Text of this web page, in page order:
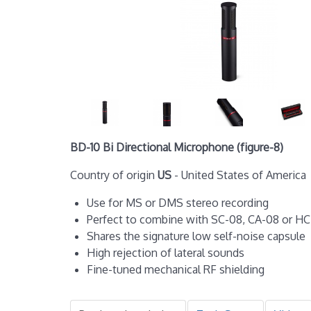
BD-10 Bi Directional Microphone (figure-8)
Country of origin US - United States of America
Use for MS or DMS stereo recording
Perfect to combine with SC-08, CA-08 or
Shares the signature low self-noise capsule
High rejection of lateral sounds
Fine-tuned mechanical RF shielding